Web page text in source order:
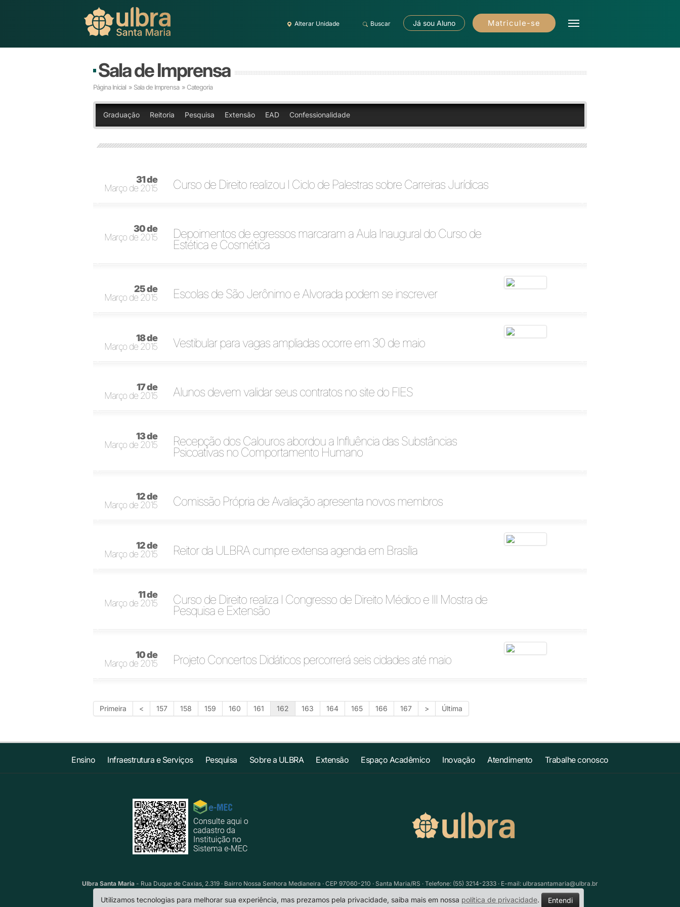
Alterar Unidade Buscar Já sou Aluno Matricule-se
Sala de Imprensa
Página Inicial » Sala de Imprensa » Categoria
Graduação Reitoria Pesquisa Extensão EAD Confessionalidade
31 de
Março de 2015
Curso de Direito realizou I Ciclo de Palestras sobre Carreiras Jurídicas
30 de
Março de 2015
Depoimentos de egressos marcaram a Aula Inaugural do Curso de
Estética e Cosmética
25 de
Março de 2015
Escolas de São Jerônimo e Alvorada podem se inscrever
18 de
Março de 2015
Vestibular para vagas ampliadas ocorre em 30 de maio
17 de
Março de 2015
Alunos devem validar seus contratos no site do FIES
13 de
Março de 2015
Recepção dos Calouros abordou a Influência das Substâncias
Psicoativas no Comportamento Humano
12 de
Março de 2015
Comissão Própria de Avaliação apresenta novos membros
12 de
Março de 2015
Reitor da ULBRA cumpre extensa agenda em Brasília
11 de
Março de 2015
Curso de Direito realiza I Congresso de Direito Médico e III Mostra de
Pesquisa e Extensão
10 de
Março de 2015
Projeto Concertos Didáticos percorrerá seis cidades até maio
Primeira < 157 158 159 160 161 162 163 164 165 166 167 > Última
Ensino Infraestrutura e Serviços Pesquisa Sobre a ULBRA Extensão Espaço Acadêmico Inovação Atendimento Trabalhe conosco
Ulbra Santa Maria - Rua Duque de Caxias, 2.319 · Bairro Nossa Senhora Medianeira · CEP 97060-210 · Santa Maria/RS · Telefone: (55) 3214-2333 · E-mail: ulbrasantamaria@ulbra.br
Utilizamos tecnologias para melhorar sua experiência, mas prezamos pela privacidade, saiba mais em nossa política de privacidade. Entendi